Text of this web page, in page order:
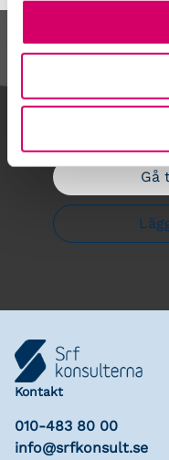
Gå
Kontakt
010-483 80 00
info@srfkonsult.se